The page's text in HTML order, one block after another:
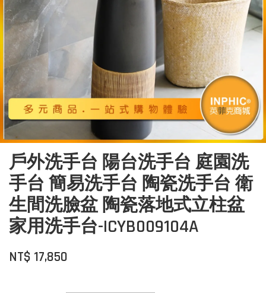
戶外洗手台 陽台洗手台 庭園洗
手台 簡易洗手台 陶瓷洗手台 衛
生間洗臉盆 陶瓷落地式立柱盆
家用洗手台-ICYB009104A
NT$ 17,850